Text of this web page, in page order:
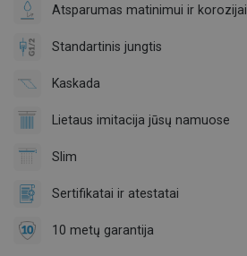
Atsparumas matinimui ir korozijai
Standartinis jungtis
Kaskada
Lietaus imitacija jūsų namuose
Slim
Sertifikatai ir atestatai
10 metų garantija